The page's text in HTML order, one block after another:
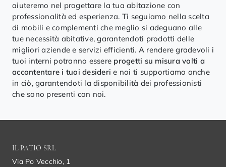
aiuteremo nel progettare la tua abitazione con
professionalità ed esperienza. Ti seguiamo nella scelta
di mobili e complementi che meglio si adeguano alle
tue necessità abitative, garantendoti prodotti delle
migliori aziende e servizi efficienti. A rendere gradevoli i
tuoi interni potranno essere progetti su misura volti a
accontentare i tuoi desideri e noi ti supportiamo anche
in ciò, garantendoti la disponibilità dei professionisti
che sono presenti con noi.
IL PATIO SRL
Via Po Vecchio, 1